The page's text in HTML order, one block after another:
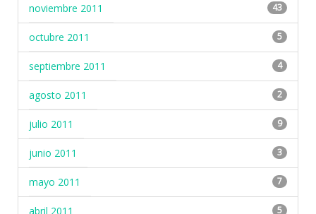
noviembre 2011 43
octubre 2011 5
septiembre 2011 4
agosto 2011 2
julio 2011 9
junio 2011 3
mayo 2011 7
abril 2011 5